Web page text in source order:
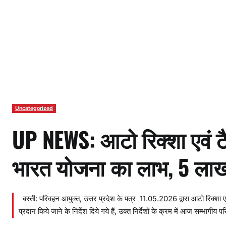
Uncategorized
UP NEWS: आटो रिक्शा
भारत योजना का लाभ, 5
बस्ती: परिवहन आयुक्त, उत्तर प्रदेश के पत्र 11.05.2026 द्वारा आटो
प्रदान किये जाने के निर्देश दिये गये हैं, उक्त निर्देशों के क्रम में आज सम्भागीय